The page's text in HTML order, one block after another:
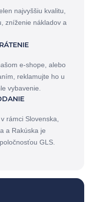
najvyššiu kvalitu,
zníženie nákladov a
e-shope, alebo
reklamujte ho u
vybavenie.
rámci Slovenska,
a Rakúska je
GLS.